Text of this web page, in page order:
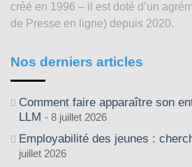
créé en 1996 – il est doté d’un
de Presse en ligne) depuis 2020.
Nos derniers articles
Comment faire apparaître son
LLM
8 juillet 2026
Employabilité des jeunes :
juillet 2026